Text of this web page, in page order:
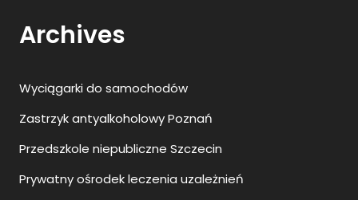
Archives
Wyciągarki do samochodów
Zastrzyk antyalkoholowy Poznań
Przedszkole niepubliczne Szczecin
Prywatny ośrodek leczenia uzależnień